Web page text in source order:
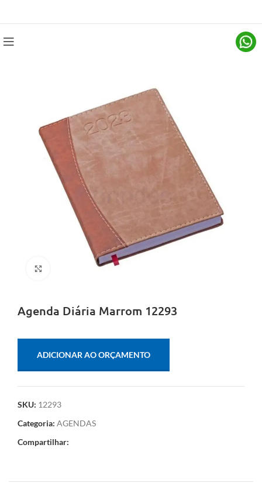
Clique para ampliar
Agenda Diária Marrom 12293
ADICIONAR AO ORÇAMENTO
SKU: 12293
Categoria: AGENDAS
Compartilhar: